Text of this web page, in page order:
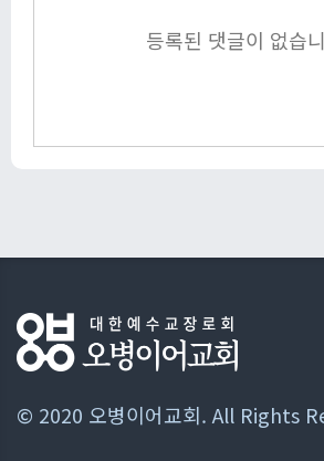
등록된 댓글이 없습
© 2020 오병이어교회. All Rights